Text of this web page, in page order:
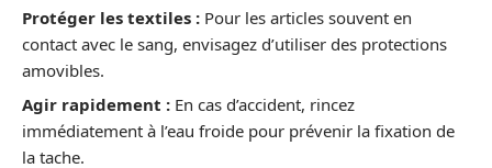
Protéger les textiles : Pour les articles souvent en
contact avec le sang, envisagez d’utiliser des protections
amovibles.
Agir rapidement : En cas d’accident, rincez
immédiatement à l’eau froide pour prévenir la fixation de
la tache.